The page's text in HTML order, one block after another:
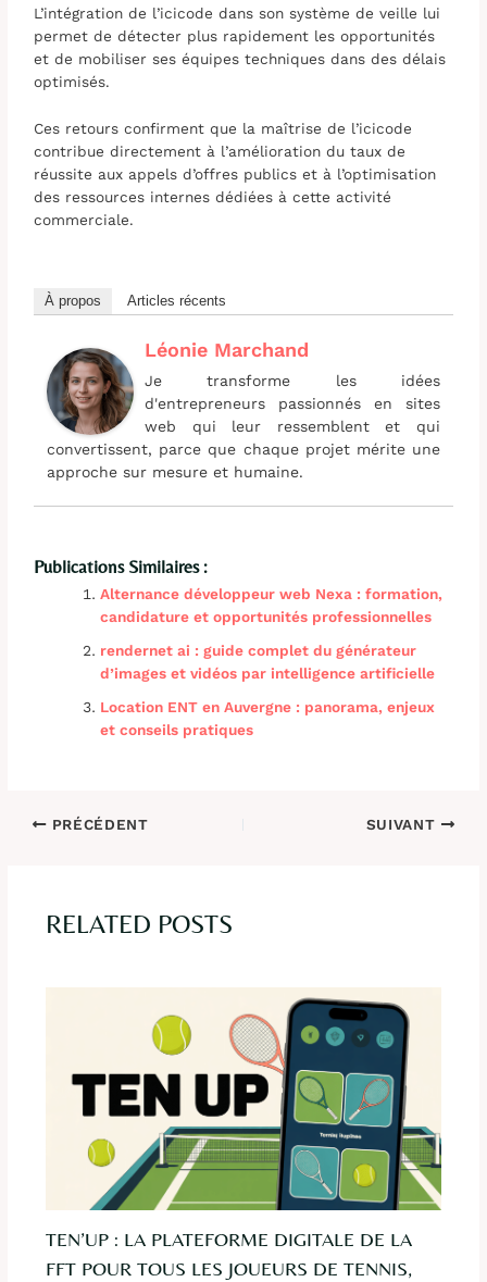
L’intégration de l’icicode dans son système de veille lui
permet de détecter plus rapidement les opportunités
et de mobiliser ses équipes techniques dans des délais
optimisés.
Ces retours confirment que la maîtrise de l’icicode
contribue directement à l’amélioration du taux de
réussite aux appels d’offres publics et à l’optimisation
des ressources internes dédiées à cette activité
commerciale.
À propos Articles récents
Léonie Marchand
Je transforme les idées
d'entrepreneurs passionnés en sites
web qui leur ressemblent et qui
convertissent, parce que chaque projet mérite une
approche sur mesure et humaine.
Publications Similaires :
Alternance développeur web Nexa : formation,
candidature et opportunités professionnelles
rendernet ai : guide complet du générateur
d’images et vidéos par intelligence artificielle
Location ENT en Auvergne : panorama, enjeux
et conseils pratiques
PRÉCÉDENT SUIVANT
RELATED POSTS
TEN’UP : LA PLATEFORME DIGITALE DE LA
FFT POUR TOUS LES JOUEURS DE TENNIS,